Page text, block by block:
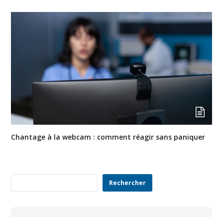
Chantage à la webcam : comment réagir sans paniquer
Rechercher